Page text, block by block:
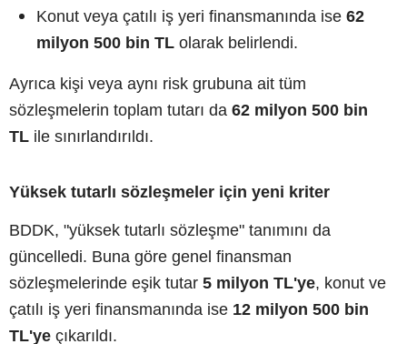
Konut veya çatılı iş yeri finansmanında ise 62
milyon 500 bin TL olarak belirlendi.
Ayrıca kişi veya aynı risk grubuna ait tüm
sözleşmelerin toplam tutarı da 62 milyon 500 bin
TL ile sınırlandırıldı.
Yüksek tutarlı sözleşmeler için yeni kriter
BDDK, "yüksek tutarlı sözleşme" tanımını da
güncelledi. Buna göre genel finansman
sözleşmelerinde eşik tutar 5 milyon TL'ye, konut ve
çatılı iş yeri finansmanında ise 12 milyon 500 bin
TL'ye çıkarıldı.